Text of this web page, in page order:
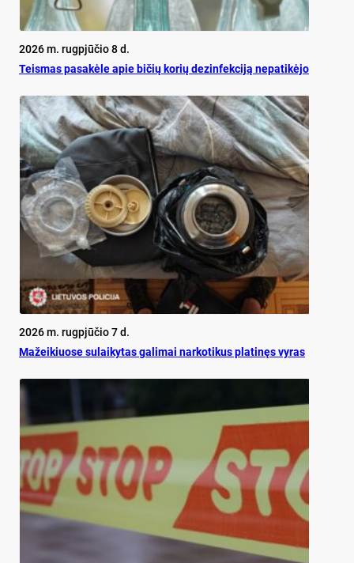
2026 m. rugpjūčio 8 d.
Teis­mas pa­sa­kė­le apie bi­čių ko­rių de­zin­fek­ci­ją ne­pa­ti­kė­jo
2026 m. rugpjūčio 7 d.
Mažeikiuose sulaikytas galimai narkotikus platinęs vyras